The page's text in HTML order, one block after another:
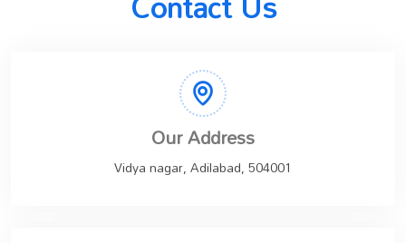
Our Address
Vidya nagar, Adilabad, 504001